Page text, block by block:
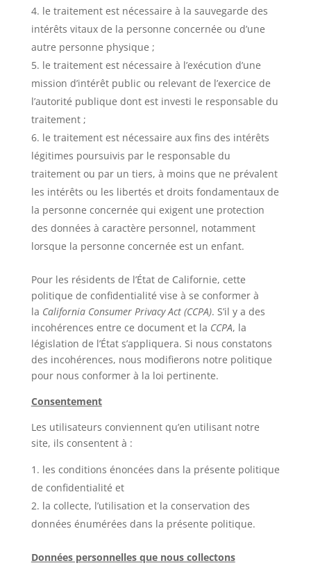
le traitement est nécessaire à la sauvegarde des
intérêts vitaux de la personne concernée ou d’une
autre personne physique ;
le traitement est nécessaire à l’exécution d’une
mission d’intérêt public ou relevant de l’exercice de
l’autorité publique dont est investi le responsable du
traitement ;
le traitement est nécessaire aux fins des intérêts
légitimes poursuivis par le responsable du
traitement ou par un tiers, à moins que ne prévalent
les intérêts ou les libertés et droits fondamentaux de
la personne concernée qui exigent une protection
des données à caractère personnel, notamment
lorsque la personne concernée est un enfant.
Pour les résidents de l’État de Californie, cette
politique de confidentialité vise à se conformer à
la California Consumer Privacy Act (CCPA). S’il y a des
incohérences entre ce document et la CCPA, la
législation de l’État s’appliquera. Si nous constatons
des incohérences, nous modifierons notre politique
pour nous conformer à la loi pertinente.
Consentement
Les utilisateurs conviennent qu’en utilisant notre
site, ils consentent à :
les conditions énoncées dans la présente politique
de confidentialité et
la collecte, l’utilisation et la conservation des
données énumérées dans la présente politique.
Données personnelles que nous collectons